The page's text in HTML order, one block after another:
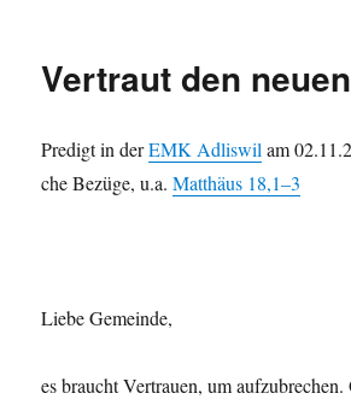
Vertraut den
Predigt in derEMK Adliswilam
che Bezüge, u.a.Matthäus 18,1–3
Liebe Gemeinde,
es braucht Ver­trauen, um